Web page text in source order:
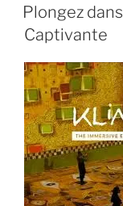
LE
Plongez
Captivante